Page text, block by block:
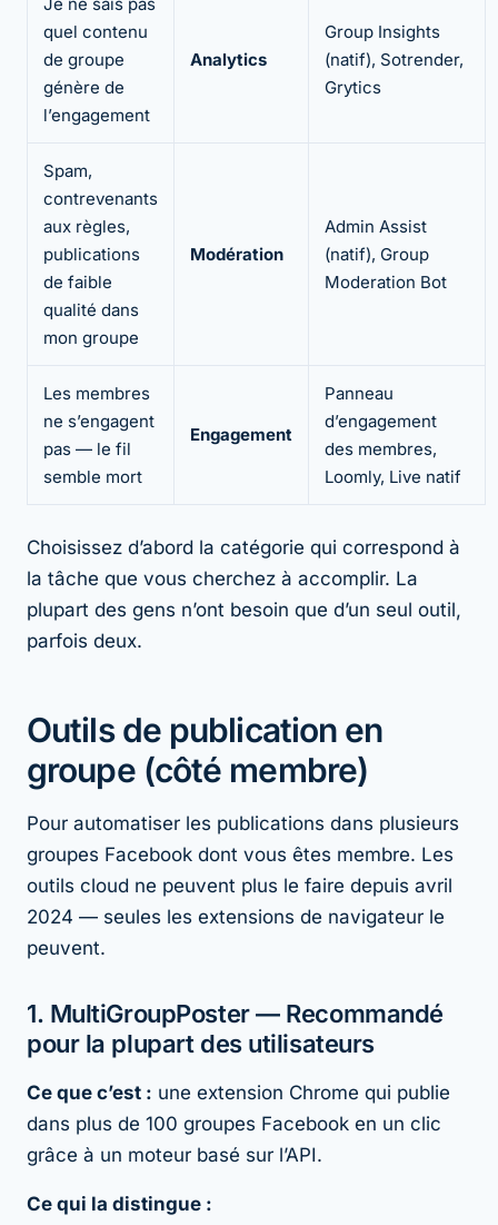
quel contenu
de groupe
génère de
l’engagement
Analytics
Group Insights
(natif), Sotrender,
Grytics
Spam,
contrevenants
aux règles,
publications
de faible
qualité dans
mon groupe
Modération
Admin Assist
(natif), Group
Moderation Bot
Les membres
ne s’engagent
pas — le fil
semble mort
Engagement
Panneau
d’engagement
des membres,
Loomly, Live natif
Choisissez d’abord la catégorie qui correspond à
la tâche que vous cherchez à accomplir. La
plupart des gens n’ont besoin que d’un seul outil,
parfois deux.
Outils de publication en
groupe (côté membre)
Pour automatiser les publications dans plusieurs
groupes Facebook dont vous êtes membre. Les
outils cloud ne peuvent plus le faire depuis avril
2024 — seules les extensions de navigateur le
peuvent.
1. MultiGroupPoster — Recommandé
pour la plupart des utilisateurs
Ce que c’est : une extension Chrome qui publie
dans plus de 100 groupes Facebook en un clic
grâce à un moteur basé sur l’API.
Ce qui la distingue :